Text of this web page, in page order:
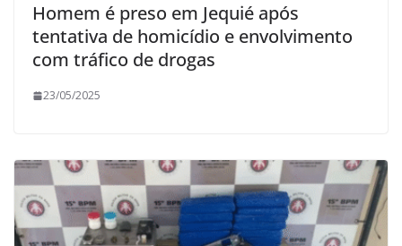
Homem é preso em Jequié após
tentativa de homicídio e envolvimento
com tráfico de drogas
23/05/2025